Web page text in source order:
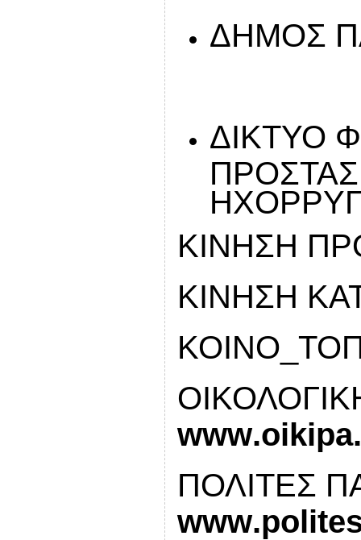
ΔΗΜΟΣ
ΔΙΚΤΥΟ
ΚΙΝΗΣΗ
ΚΙΝΗΣΗ
www.oikipa.
ΠΟΛΙΤΕΣ
www.